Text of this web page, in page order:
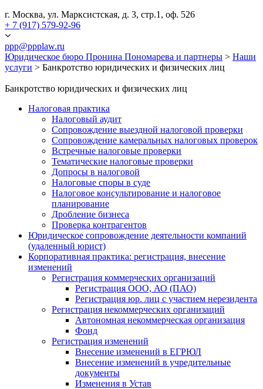
г. Москва, ул. Марксистская, д. 3, стр.1, оф. 526
+ 7 (917) 579-92-96
ppp@ppplaw.ru
Юридическое бюро Пронина Пономарева и партнеры > Наши
услуги > Банкротство юридических и физических лиц
Банкротство юридических и физических лиц
Налоговая практика
Налоговый аудит
Сопровождение выездной налоговой проверки
Сопровождение камеральных налоговых проверок
Встречные налоговые проверки
Тематические налоговые проверки
Допросы в налоговой
Налоговые споры в суде
Налоговое консультирование и налоговое
планирование
Дробление бизнеса
Проверка контрагентов
Юридическое сопровождение деятельности компаний
(удаленный юрист)
Корпоративная практика: регистрация, внесение
изменений
Регистрация коммерческих организаций
Регистрация ООО, АО (ПАО)
Регистрация юр. лиц с участием нерезидента
Регистрация некоммерческих организаций
Автономная некоммерческая организация
Фонд
Регистрация изменений
Внесение изменений в ЕГРЮЛ
Внесение изменений в учредительные
документы
Изменения в Устав